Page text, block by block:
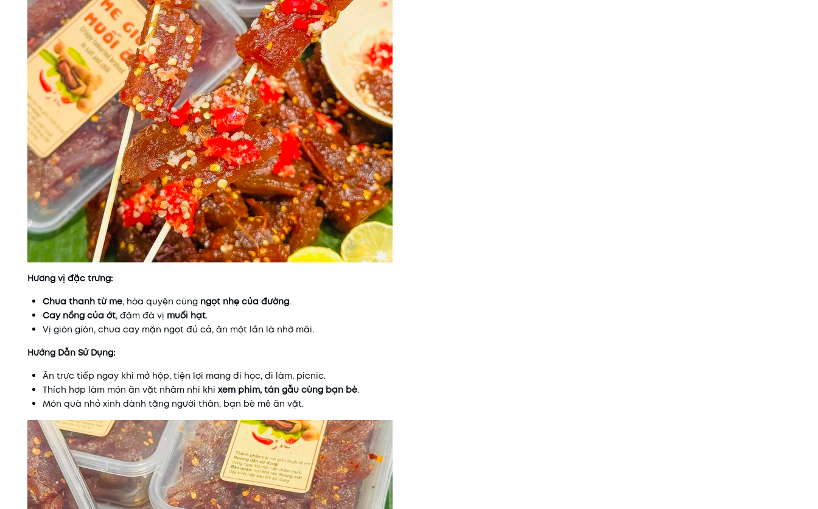
Hương vị đặc trưng:
Chua thanh từ me, hòa quyện cùng ngọt nhẹ của đường.
Cay nồng của ớt, đậm đà vị muối hạt.
Vị giòn giòn, chua cay mặn ngọt đủ cả, ăn một lần là nhớ mãi.
Hướng Dẫn Sử Dụng:
Ăn trực tiếp ngay khi mở hộp, tiện lợi mang đi học, đi làm, picnic.
Thích hợp làm món ăn vặt nhâm nhi khi xem phim, tán gẫu cùng bạn bè.
Món quà nhỏ xinh dành tặng người thân, bạn bè mê ăn vặt.